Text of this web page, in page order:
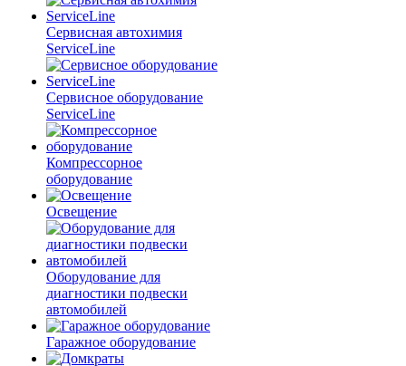
Сервисная автохимия
ServiceLine
Сервисное оборудование
ServiceLine
Компрессорное
оборудование
Освещение
Оборудование для
диагностики подвески
автомобилей
Гаражное оборудование